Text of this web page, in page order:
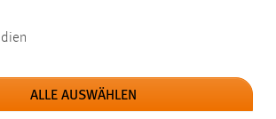
ALLE AUSWÄHLEN